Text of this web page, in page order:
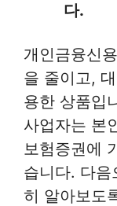
다.
개인금융신
을 줄이고,
용한 상품입
사업자는 본
보험증권에
습니다. 다음
히 알아보도